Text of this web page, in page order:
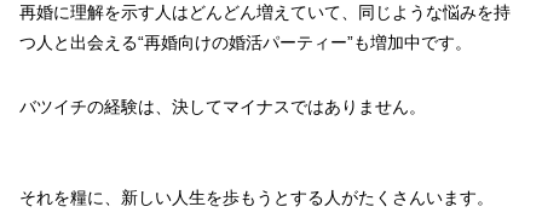
再婚に理解を示す人はどんどん増えていて、同じような悩みを持
つ人と出会える“再婚向けの婚活パーティー”も増加中です。
バツイチの経験は、決してマイナスではありません。
それを糧に、新しい人生を歩もうとする人がたくさんいます。